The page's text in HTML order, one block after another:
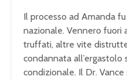
Il processo ad Amanda
nazionale. Vennero fuori
truffati, altre vite
condannata
condizionale. Il Dr.